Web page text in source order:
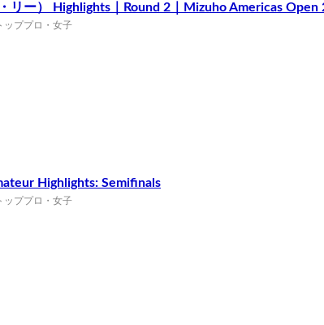
リー） Highlights｜Round 2｜Mizuho Americas Open
ッププロ・女子
Highlights: Semifinals
ッププロ・女子